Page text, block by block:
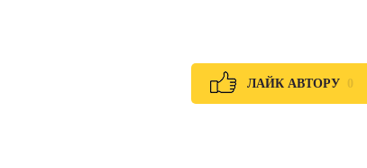
ЛАЙК АВТОРУ 0